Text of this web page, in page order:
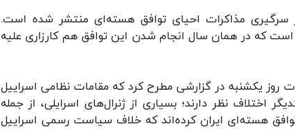
سرگیری مذاکرات احیای توافق هسته‌ای منتشر شده است.
با بازگشت به توافق هسته‌ای ۲۰۱۵ مخالف است که در همان سال انجام شدن این توافق هم کارزاری علیه
روز یکشنبه در گزارشی مطرح کرد که مقامات نظامی اسراییل
اختلاف نظر دارند؛ بسیاری از ژنرال‌های اسرایلی، از جمله
هسته‌ای ایران کرده‌اند که خلاف سیاست رسمی اسراییل